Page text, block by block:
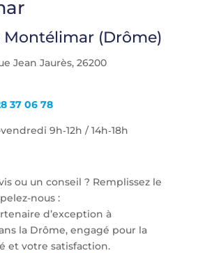
Montélimar (Drôme)
Jean Jaurès, 26200
37 06 78
9h‑12h / 14h‑18h
ou un conseil ? Remplissez le
nous :
d’exception à
la Drôme, engagé pour la
et votre satisfaction.